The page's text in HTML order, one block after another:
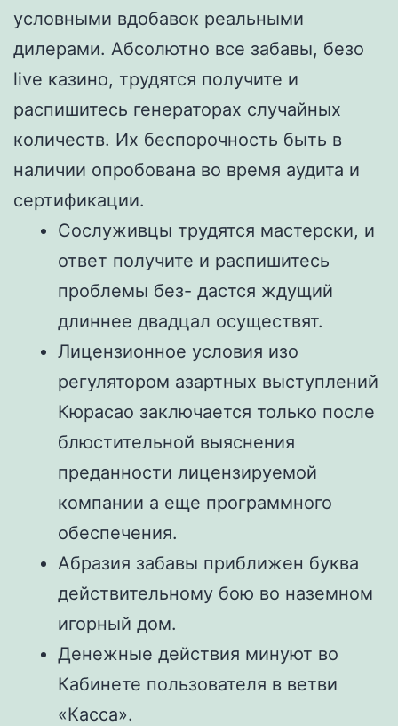
условными вдобавок реальными
дилерами. Абсолютно все забавы, безо
live казино, трудятся получите и
распишитесь генераторах случайных
количеств. Их беспорочность быть в
наличии опробована во время аудита и
сертификации.
Сослуживцы трудятся мастерски, и
ответ получите и распишитесь
проблемы без- дастся ждущий
длиннее двадцал осуществят.
Лицензионное условия изо
регулятором азартных выступлений
Кюрасао заключается только после
блюстительной выяснения
преданности лицензируемой
компании а еще программного
обеспечения.
Абразия забавы приближен буква
действительному бою во наземном
игорный дом.
Денежные действия минуют во
Кабинете пользователя в ветви
«Касса».